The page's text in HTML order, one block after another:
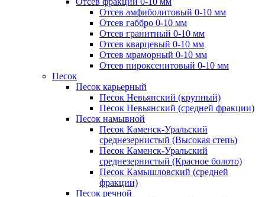
Отсев амфиболитовый 0-10 мм
Отсев габбро 0-10 мм
Отсев гранитный 0-10 мм
Отсев кварцевый 0-10 мм
Отсев мраморный 0-10 мм
Отсев пироксенитовый 0-10 мм
Песок
Песок карьерный
Песок Невьянский (крупный)
Песок Невьянский (средней фракции)
Песок намывной
Песок Каменск-Уральский
среднезернистый (Высокая степь)
Песок Каменск-Уральский
среднезернистый (Красное болото)
Песок Камышловский (средней
фракции)
Песок речной